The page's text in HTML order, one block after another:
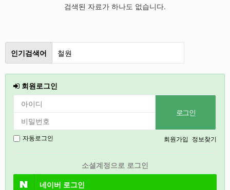
검색된 자료가 하나도 없습니다.
인기검색어
철원
인천
2026
강릉
충북
회원로그인
자동로그인 회원가입 정보찾기
소셜계정으로 로그인
네이버 로그인